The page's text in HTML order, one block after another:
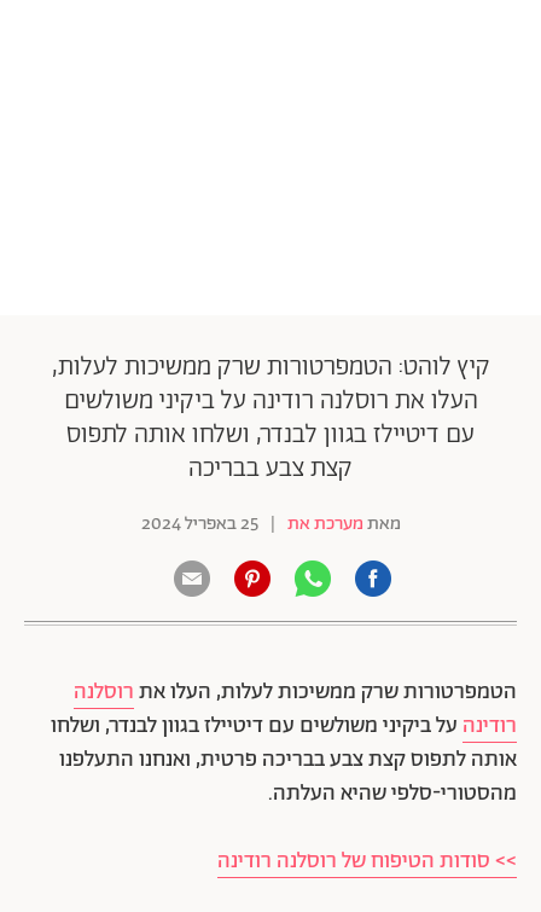
קיץ לוהט: הטמפרטורות שרק ממשיכות לעלות,
העלו את רוסלנה רודינה על ביקיני משולשים
עם דיטיילז בגוון לבנדר, ושלחו אותה לתפוס
קצת צבע בבריכה
מאתמערכת את | 25 באפריל 2024
הטמפרטורות שרק ממשיכות לעלות, העלו אתרוסלנה
רודינה על ביקיני משולשים עם דיטיילז בגוון לבנדר, ושלחו
אותה לתפוס קצת צבע בבריכה פרטית, ואנחנו התעלפנו
מהסטורי-סלפי שהיא העלתה.
>> סודות הטיפוח של רוסלנה רודינה